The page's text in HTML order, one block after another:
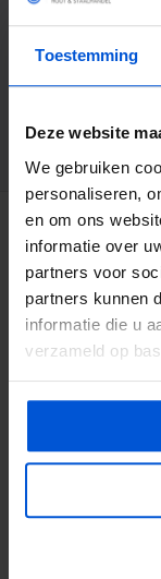
Toestemming
Deze website
We gebruiken
personaliseren,
en om ons
informatie over
partners voor
partners kunnen
informatie die u
verzameld op
3194 klanten
gecoate kop -